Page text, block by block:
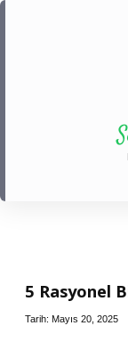
5 Rasyonel
Tarih: Mayıs 20, 2025